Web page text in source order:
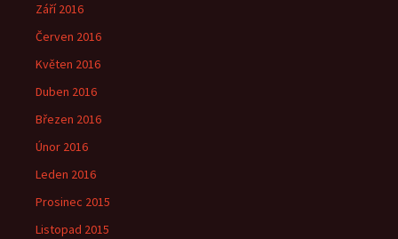
Září 2016
Červen 2016
Květen 2016
Duben 2016
Březen 2016
Únor 2016
Leden 2016
Prosinec 2015
Listopad 2015